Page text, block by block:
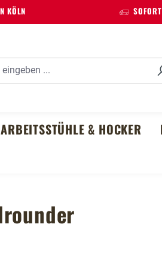
KÖLN
ARBEITSSTÜHLE & HOCKER